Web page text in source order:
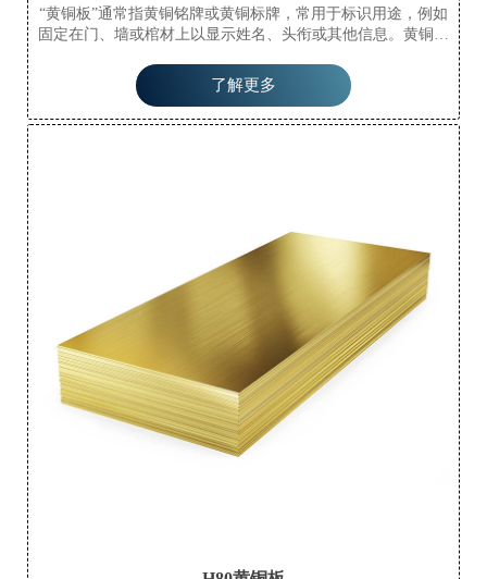
“黄铜板”通常指黄铜铭牌或黄铜标牌，常用于标识用途，例如
固定在门、墙或棺材上以显示姓名、头衔或其他信息。黄铜是
美观性而被选用。术语“黄铜板”也可以指较厚的黄铜材料板
材，但其主要用途还是在铭牌或标牌的语境中。
了解更多